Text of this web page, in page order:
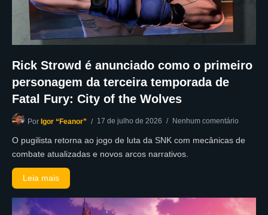
Rick Strowd é anunciado como o primeiro
personagem da terceira temporada de
Fatal Fury: City of the Wolves
Por Igor “Feanor” 17 de julho de 2026 Nenhum comentário
O pugilista retorna ao jogo de luta da SNK com mecânicas de
combate atualizadas e novos arcos narrativos.
Leia mais